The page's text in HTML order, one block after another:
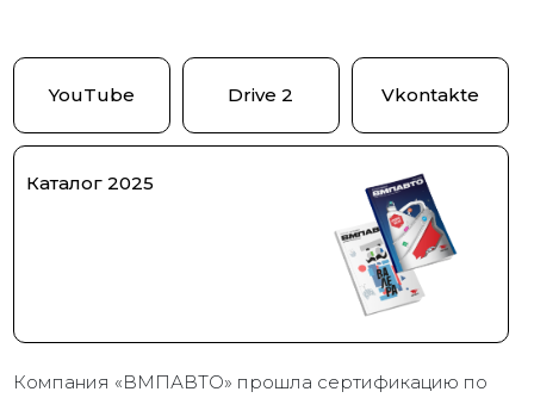
YouTube Drive 2 Vkontakte
Каталог 2025
Компания «ВМПАВТО» прошла сертификацию по